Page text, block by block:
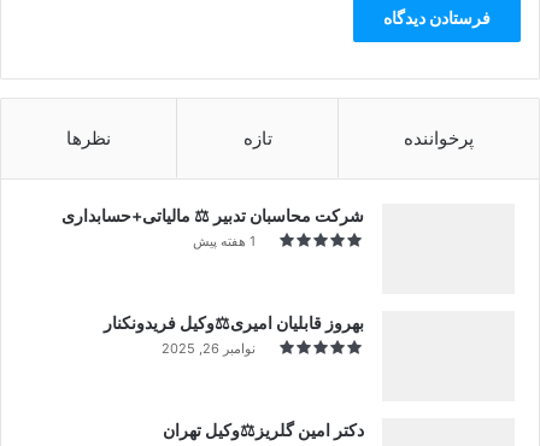
پرخواننده تازه نظرها
شرکت محاسبان تدبیر ⚖️ مالیاتی+حسابداری
1 هفته پیش
بهروز قابلیان امیری⚖️وکیل فریدونکنار
نوامبر 26, 2025
دکتر امین گلریز⚖️وکیل تهران